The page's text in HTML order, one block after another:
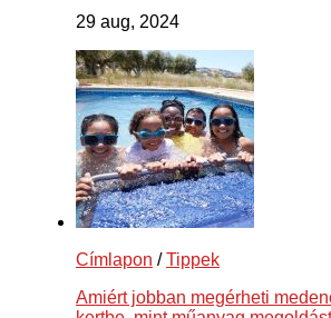
29 aug, 2024
Címlapon /Tippek
Amiért jobban megérheti